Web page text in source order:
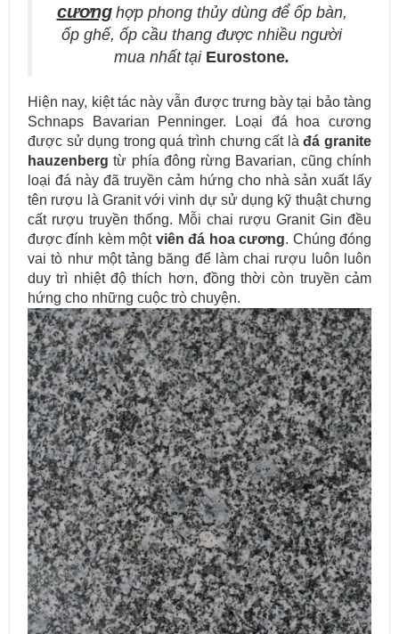
cương hợp phong thủy dùng để ốp bàn,
ốp ghế, ốp cầu thang được nhiều người
mua nhất tại Eurostone.
Hiện nay, kiệt tác này vẫn được trưng bày tại bảo tàng
Schnaps Bavarian Penninger. Loại đá hoa cương
được sử dụng trong quá trình chưng cất làđá granite
hauzenbergtừ phía đông rừng Bavarian, cũng chính
loại đá này đã truyền cảm hứng cho nhà sản xuất lấy
tên rượu là Granit với vinh dự sử dụng kỹ thuật chưng
cất rượu truyền thống. Mỗi chai rượu Granit Gin đều
được đính kèm một viên đá hoa cương. Chúng đóng
vai tò như một tảng băng để làm chai rượu luôn luôn
duy trì nhiệt độ thích hơn, đồng thời còn truyền cảm
hứng cho những cuộc trò chuyện.
Cung cấp & thi công đá ốp cầu thang máy cho các công trình.
Lựa chọn đá ốp mặt bếp uy tín và chuyên nghiệp tại TP.HCM